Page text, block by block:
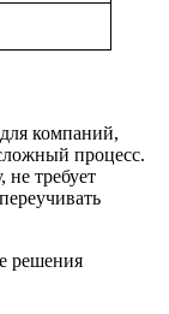
компаний,
процесс.
требует
решения